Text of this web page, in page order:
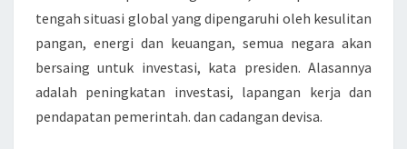
J
A
D
I
T
E
tengah situasi global yang dipengaruhi oleh kesulitan
pangan, energi dan keuangan, semua negara akan
bersaing untuk investasi, kata presiden. Alasannya
adalah peningkatan investasi, lapangan kerja dan
pendapatan pemerintah. dan cadangan devisa.